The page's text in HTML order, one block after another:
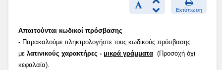
Εκτύπωση
Απαιτούνται κωδικοί πρόσβασης
- Παρακαλούμε πληκτρολογήστε τους κωδικούς πρόσβασης
με λατινικούς χαρακτήρες - μικρά γράμματα(Προσοχή όχι
κεφαλαία).